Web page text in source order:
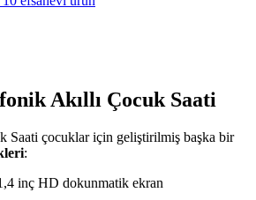
Akıllı Çocuk Saati
Saati çocuklar için geliştirilmiş başka bir
:
inç HD dokunmatik ekran